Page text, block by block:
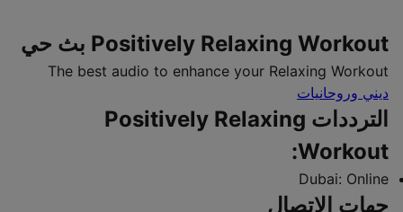
Positively Relaxing Workout بث حي
The best audio to enhance your Relaxing Workout
ديني وروحانيات
الترددات Positively Relaxing
Workout:
Dubai: Online
جهات الاتصال